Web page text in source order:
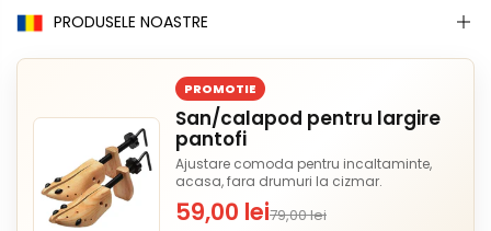
PRODUSELE NOASTRE
PROMOTIE
San/calapod pentru largire
pantofi
Ajustare comoda pentru incaltaminte,
acasa, fara drumuri la cizmar.
59,00 lei79,00 lei